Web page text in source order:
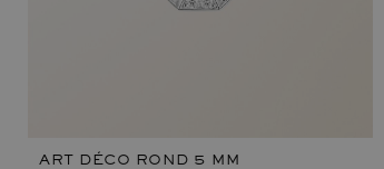
ART DÉCO ROND 5 MM